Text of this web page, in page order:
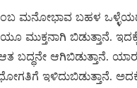
ಮನೋಭಾವ ಬಹಳ
ಮುಕ್ತನಾಗಿ ಬಿಡುತ್ತಾನೆ.
ಆತ ಬದ್ಧನೇ ಆಗಿಬಿಡುತ್ತಾನೆ.
ಇಳಿದುಬಿಡುತ್ತಾನೆ.